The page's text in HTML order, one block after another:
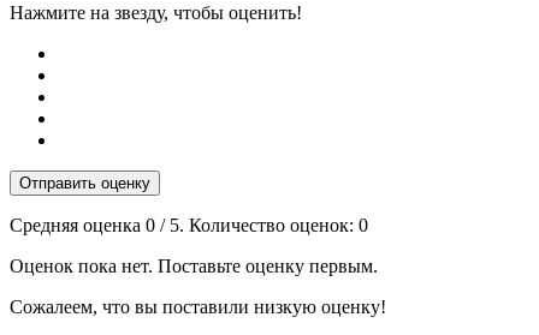
Нажмите на звезду, чтобы оценить!
Отправить оценку
Средняя оценка 0 / 5. Количество оценок: 0
Оценок пока нет. Поставьте оценку первым.
Сожалеем, что вы поставили низкую оценку!